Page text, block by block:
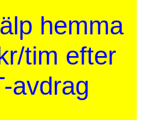
hemma
tim efter
avdrag